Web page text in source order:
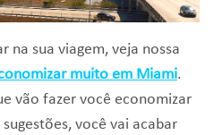
na sua viagem, veja nossa
muito em Miami.
vão fazer você economizar
você vai acabar